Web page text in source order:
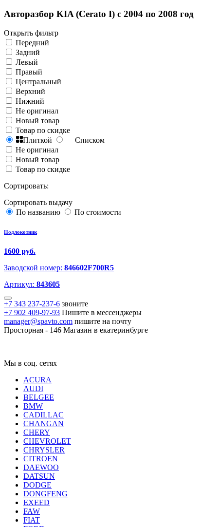
Авторазбор KIA (Cerato I) с 2004 по 2008 год
Открыть фильтр
Передний
Задний
Левый
Правый
Центральный
Верхний
Нижний
Не оригинал
Новый товар
Товар по скидке
Плиткой
Списком
Не оригинал
Новый товар
Товар по скидке
Сортировать:
Сортировать выдачу
По названию
По стоимости
Подлокотник
1600 руб.
Заводской номер: 846602F700R5
Артикул: 843605
+7 343 237-237-6 звоните
+7 902 409-97-93 Пишите в мессенджеры
manager@spavto.com пишите на почту
Просторная - 146 Магазин в екатеринбурге
Мы в соц. сетях
ACURA
AUDI
BELGEE
BMW
CADILLAC
CHANGAN
CHERY
CHEVROLET
CHRYSLER
CITROEN
DAEWOO
DATSUN
DODGE
DONGFENG
EXEED
FAW
FIAT